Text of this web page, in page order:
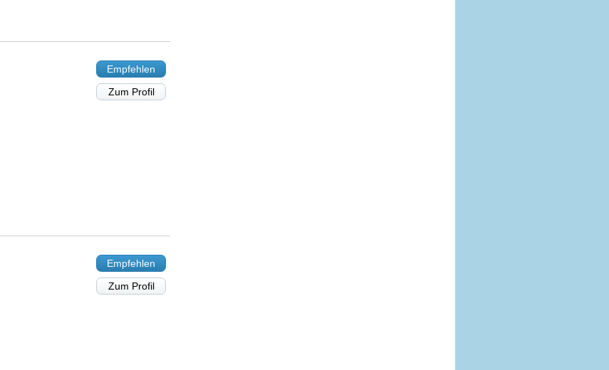
Empfehlen
Zum Profil
Empfehlen
Zum Profil